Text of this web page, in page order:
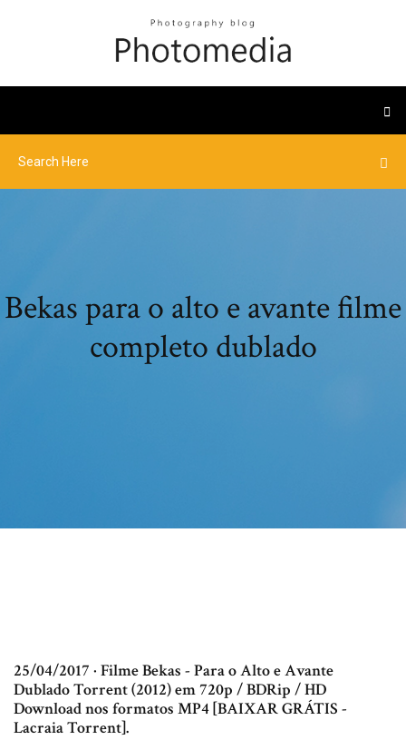
Bekas para o alto e avante filme
completo dublado
25/04/2017 · Filme Bekas - Para o Alto e Avante
Dublado Torrent (2012) em 720p / BDRip / HD
Download nos formatos MP4 [BAIXAR GRÁTIS -
Lacraia Torrent].